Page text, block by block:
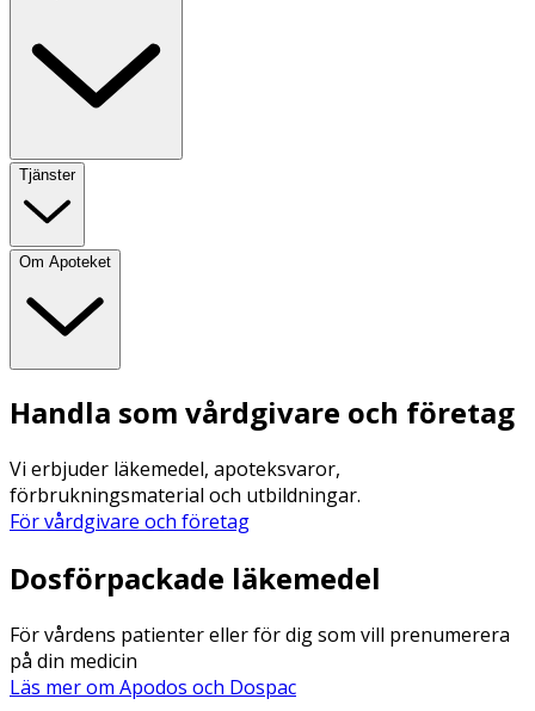
Tjänster
Om Apoteket
Handla som vårdgivare och företag
Vi erbjuder läkemedel, apoteksvaror,
förbrukningsmaterial och utbildningar.
För vårdgivare och företag
Dosförpackade läkemedel
För vårdens patienter eller för dig som vill prenumerera
på din medicin
Läs mer om Apodos och Dospac